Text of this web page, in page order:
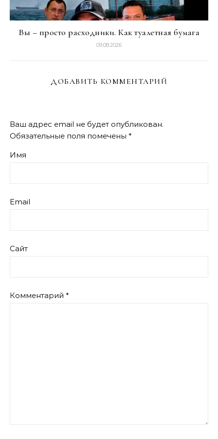
Вы – просто расходники. Как туалетная бумага
09.08.2026
ДОБАВИТЬ КОММЕНТАРИЙ
Ваш адрес email не будет опубликован.
Обязательные поля помечены *
Имя
Email
Сайт
Комментарий *